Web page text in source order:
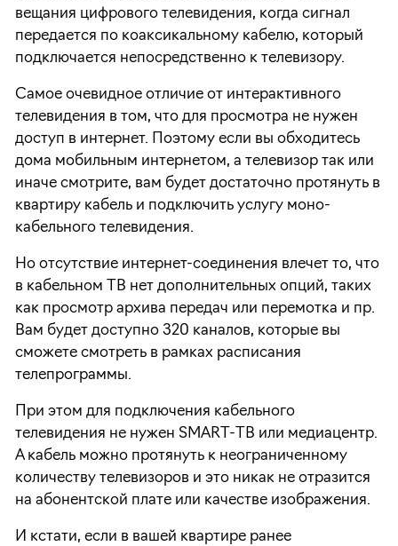
вещания цифрового телевидения, когда сигнал
передается по коаксикальному кабелю, который
подключается непосредственно к телевизору.
Самое очевидное отличие от интерактивного
телевидения в том, что для просмотра не нужен
доступ в интернет. Поэтому если вы обходитесь
дома мобильным интернетом, а телевизор так или
иначе смотрите, вам будет достаточно протянуть в
квартиру кабель и подключить услугу моно-
кабельного телевидения.
Но отсутствие интернет-соединения влечет то, что
в кабельном ТВ нет дополнительных опций, таких
как просмотр архива передач или перемотка и пр.
Вам будет доступно 320 каналов, которые вы
сможете смотреть в рамках расписания
телепрограммы.
При этом для подключения кабельного
телевидения не нужен SMART-ТВ или медиацентр.
А кабель можно протянуть к неограниченному
количеству телевизоров и это никак не отразится
на абонентской плате или качестве изображения.
И кстати, если в вашей квартире ранее